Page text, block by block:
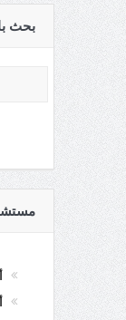
بحث